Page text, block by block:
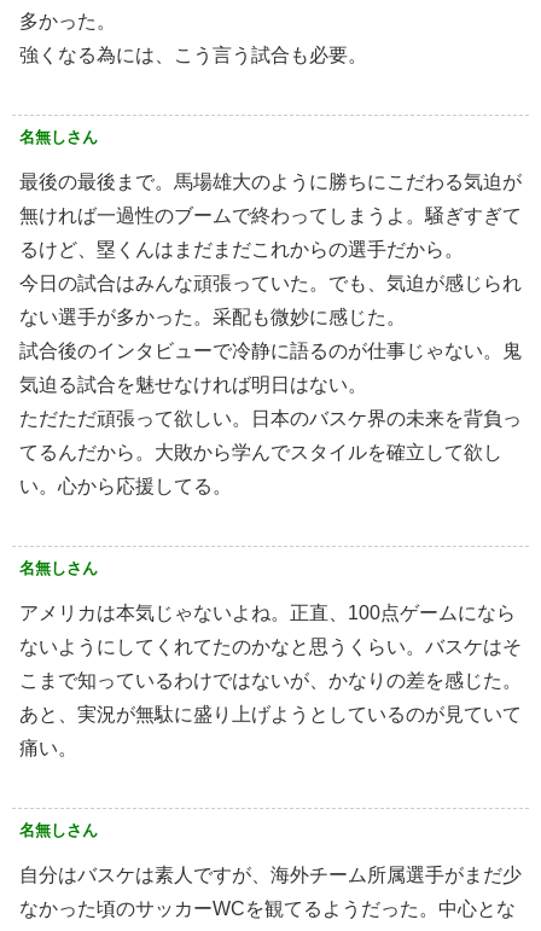
多かった。
強くなる為には、こう言う試合も必要。
名無しさん
最後の最後まで。馬場雄大のように勝ちにこだわる気迫が
無ければ一過性のブームで終わってしまうよ。騒ぎすぎて
るけど、塁くんはまだまだこれからの選手だから。
今日の試合はみんな頑張っていた。でも、気迫が感じられ
ない選手が多かった。采配も微妙に感じた。
試合後のインタビューで冷静に語るのが仕事じゃない。鬼
気迫る試合を魅せなければ明日はない。
ただただ頑張って欲しい。日本のバスケ界の未来を背負っ
てるんだから。大敗から学んでスタイルを確立して欲し
い。心から応援してる。
名無しさん
アメリカは本気じゃないよね。正直、100点ゲームになら
ないようにしてくれてたのかなと思うくらい。バスケはそ
こまで知っているわけではないが、かなりの差を感じた。
あと、実況が無駄に盛り上げようとしているのが見ていて
痛い。
名無しさん
自分はバスケは素人ですが、海外チーム所属選手がまだ少
なかった頃のサッカーWCを観てるようだった。中心とな